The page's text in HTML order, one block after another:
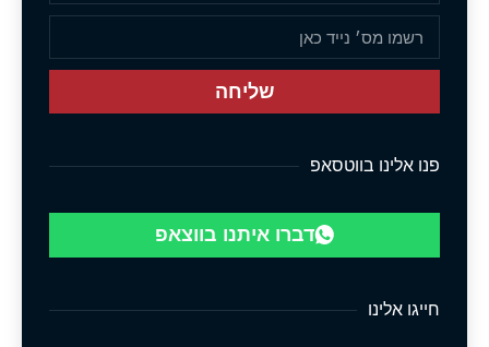
שליחה
פנו אלינו בווטסאפ
דברו איתנו בווצאפ
חייגו אלינו